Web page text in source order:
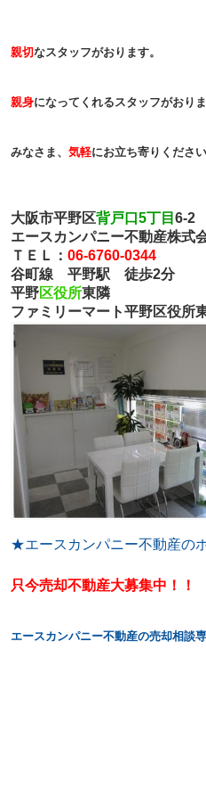
親切なスタッフがおります。
親身になってくれるスタッフがおりま
みなさま、 気軽にお立ち寄りください
大阪市平野区背戸口5丁目 6-2
エースカンパニー不動産株式
ＴＥＬ： 06-6760-0344
谷町線 平野駅 徒歩2分
平野区役所東隣
ファミリーマート平野区役所
★エースカンパニー不動産の
只今売却不動産大募集中！！
エースカンパニー不動産の売却相談